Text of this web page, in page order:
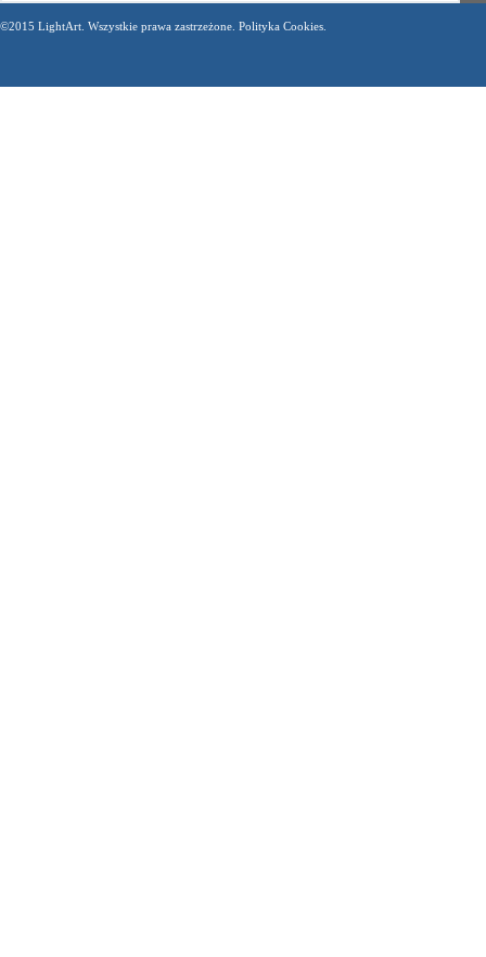
©2015 LightArt. Wszystkie prawa zastrzeżone. Polityka Cookies.